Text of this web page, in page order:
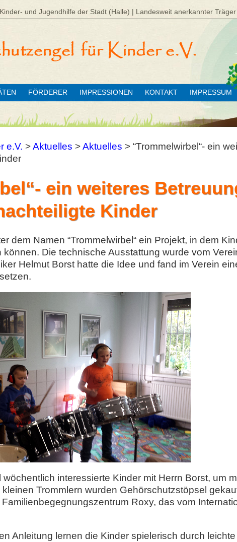
und Jugendhilfe der Stadt (Halle) | Landesweit anerkannter
FÖRDERER IMPRESSIONEN KONTAKT IMPRESSUM
e.V. >Aktuelles >Aktuelles > “Trommelwirbel“- ein
ein weiteres
Kinder
dem Namen “Trommelwirbel“ ein Projekt, in dem
Die technische Ausstattung wurde vom
Helmut Borst hatte die Idee und fand im Verein
interessierte Kinder mit Herrn Borst, um
Trommlern wurden Gehörschutzstöpsel
Roxy, das vom
Anleitung lernen die Kinder spielerisch durch